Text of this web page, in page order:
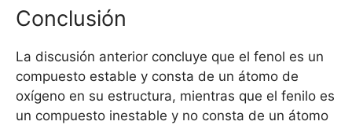
Conclusión
La discusión anterior concluye que el fenol es un
compuesto estable y consta de un átomo de
oxígeno en su estructura, mientras que el fenilo es
un compuesto inestable y no consta de un átomo